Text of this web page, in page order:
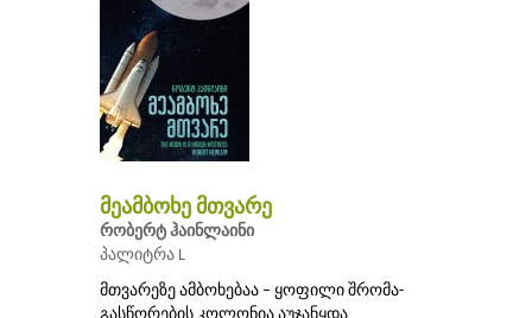
მეამბოხე მთვარე
რობერტ ჰაინლაინი
პალიტრა L
მთვარეზე ამბოხებაა – ყოფილი შრომა-